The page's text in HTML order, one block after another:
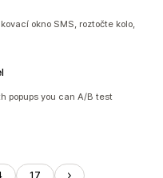
okno SMS, roztočte kolo,
popups you can A/B test
17